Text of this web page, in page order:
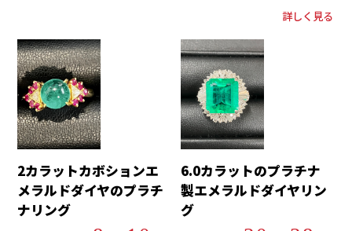
詳しく見る
2カラットカボションエ
メラルドダイヤのプラチ
ナリング
6.0カラットのプラチナ
製エメラルドダイヤリン
グ